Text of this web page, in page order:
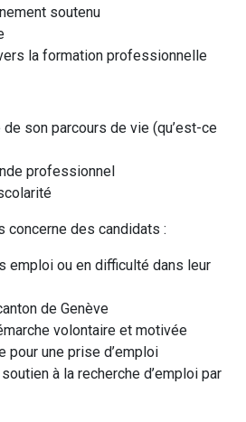
soutenu
la formation professionnelle
son parcours de vie (qu’est-ce
professionnel
concerne des candidats :
emploi ou en difficulté dans leur
de Genève
volontaire et motivée
une prise d’emploi
à la recherche d’emploi par